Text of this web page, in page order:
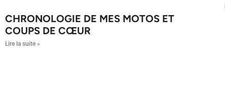
CHRONOLOGIE DE MES MOTOS ET
COUPS DE CŒUR
Lire la suite »